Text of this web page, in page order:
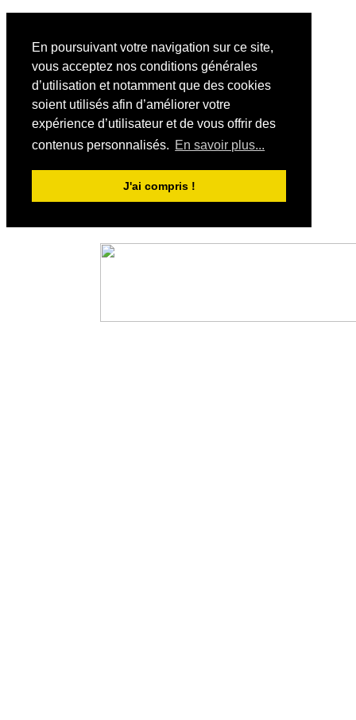
En poursuivant votre navigation sur ce site,
vous acceptez nos conditions générales
d’utilisation et notamment que des cookies
soient utilisés afin d’améliorer votre
expérience d’utilisateur et de vous offrir des
contenus personnalisés. En savoir plus...
J'ai compris !